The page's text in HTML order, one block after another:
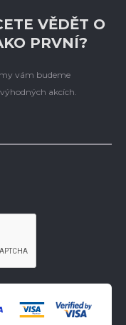
VĚDĚT O
PRVNÍ?
vám budeme
akcích.